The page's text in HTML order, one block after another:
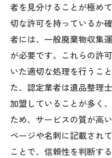
者を見分けることが極め
切な許可を持っているか
者には、一般廃棄物収集
が必要です。これらの許
いた適切な処理を行うこ
た、認定業者は遺品整理
加盟していることが多く
ため、サービスの質が高
ページや名刺に記載され
ことで、信頼性を判断す